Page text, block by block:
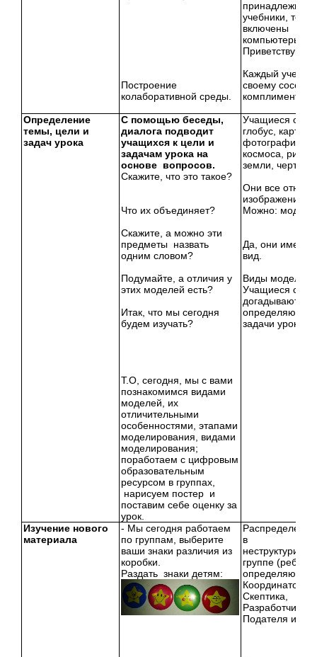
Построение
колаборативной среды.
учебники,
включены
компьютеры.
Приветствуют
Каждый ученик
своему соседу
комплимент.
Определение
темы, цели и
задач урока
С помощью беседы,
диалога подводит
учащихся к цели и
задачам урока на
основе вопросов.
Скажите, что это такое?
Что их объединяет?
Скажите, а можно эти
предметы назвать
одним словом?
Подумайте, а отличия у
этих моделей есть?
Итак, что мы сегодня
будем изучать?
Т.О, сегодня, мы с вами
познакомимся видами
моделей, их
отличительными
особенностями, этапами
моделирования, видами
моделирования;
поработаем с цифровым
образовательным
ресурсом в группах,
нарисуем постер и
поставим себе оценку за
урок.
Учащиеся
глобус, карта
фотография
космоса,
земли, чертеж.
Они все
изображению
Можно: модели
Да, они имеют
вид.
Виды моделей
Учащиеся
догадываются,
определяют
задачи урока.
Изучение нового
материала
- Мы сегодня работаем
по группам, выберите
ваши знаки различия из
коробки.
Раздать знаки детям:
в
группе (ребята
определяют
Координатора,
Скептика,
Разработчика,
Подателя